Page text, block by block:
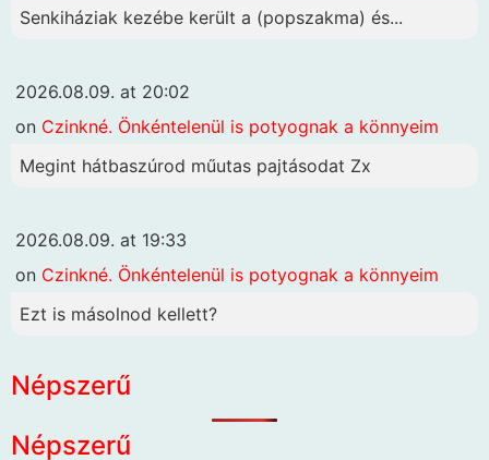
Senkiháziak kezébe került a (popszakma) és...
2026.08.09. at 20:02
on Czinkné. Önkéntelenül is potyognak a könnyeim
Megint hátbaszúrod műutas pajtásodat Zx
2026.08.09. at 19:33
on Czinkné. Önkéntelenül is potyognak a könnyeim
Ezt is másolnod kellett?
Népszerű
Népszerű